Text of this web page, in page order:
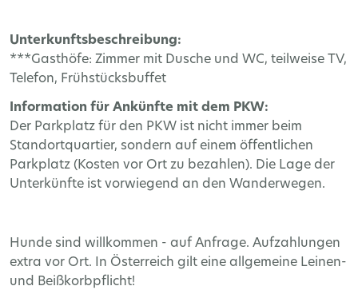
Unterkunftsbeschreibung:
***Gasthöfe: Zimmer mit Dusche und WC, teilweise TV,
Telefon, Frühstücksbuffet
Information für Ankünfte mit dem PKW:
Der Parkplatz für den PKW ist nicht immer beim
Standortquartier, sondern auf einem öffentlichen
Parkplatz (Kosten vor Ort zu bezahlen). Die Lage der
Unterkünfte ist vorwiegend an den Wanderwegen.
Hunde sind willkommen - auf Anfrage. Aufzahlungen
extra vor Ort. In Österreich gilt eine allgemeine Leinen-
und Beißkorbpflicht!